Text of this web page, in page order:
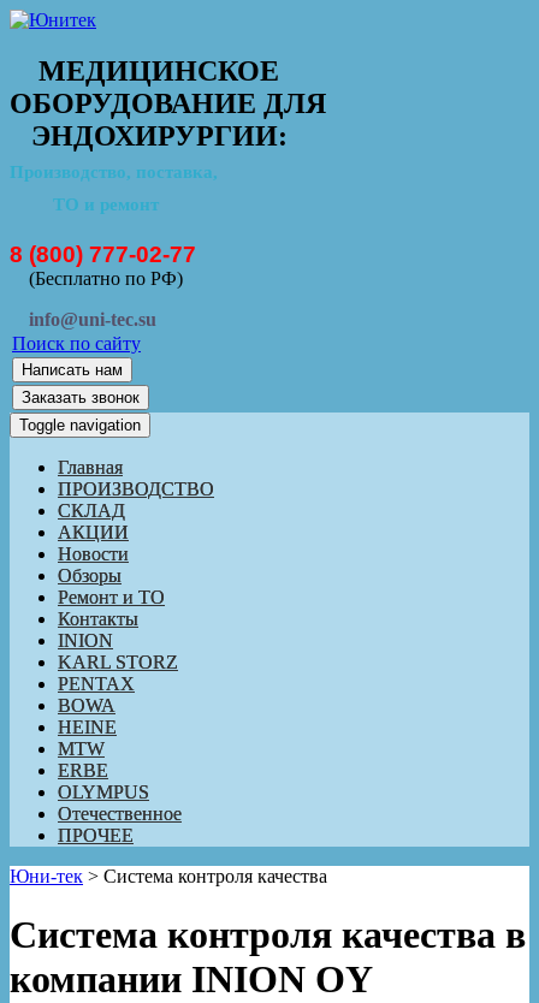
МЕДИЦИНСКОЕ
ОБОРУДОВАНИЕ ДЛЯ
ЭНДОХИРУРГИИ:
Производство, поставка,
ТО и ремонт
8 (800) 777-02-77
(Бесплатно по РФ)
info@uni-tec.su
Поиск по сайту
Написать нам
Заказать звонок
Toggle navigation
Главная
ПРОИЗВОДСТВО
СКЛАД
АКЦИИ
Новости
Обзоры
Ремонт и ТО
Контакты
INION
KARL STORZ
PENTAX
BOWA
HEINE
MTW
ERBE
OLYMPUS
Отечественное
ПРОЧЕЕ
Юни-тек > Система контроля качества
Система контроля качества в
компании INION OY